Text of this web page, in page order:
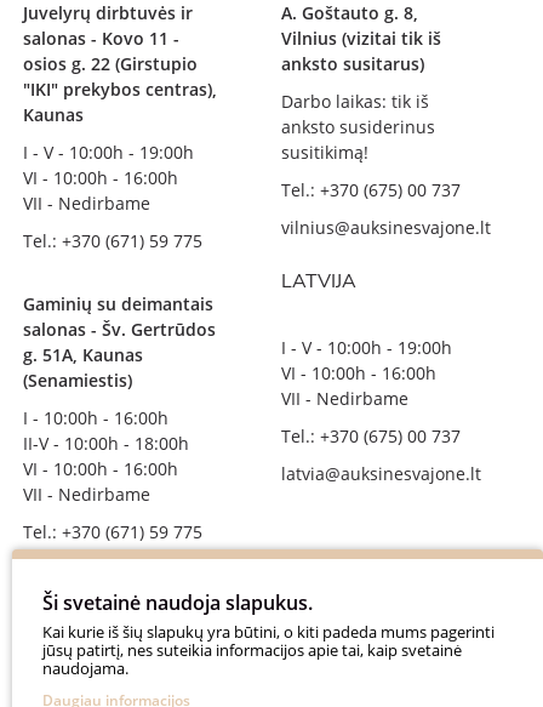
Juvelyrų dirbtuvės ir
salonas - Kovo 11 -
osios g. 22 (Girstupio
"IKI" prekybos centras),
Kaunas
I - V - 10:00h - 19:00h
VI - 10:00h - 16:00h
VII - Nedirbame
Tel.: +370 (671) 59 775
Gaminių su deimantais
salonas - Šv. Gertrūdos
g. 51A, Kaunas
(Senamiestis)
I - 10:00h - 16:00h
II-V - 10:00h - 18:00h
VI - 10:00h - 16:00h
VII - Nedirbame
Tel.: +370 (671) 59 775
SEKITE MUS
auksinesvajone
A. Goštauto g. 8,
Vilnius (vizitai tik iš
anksto susitarus)
Darbo laikas: tik iš
anksto susiderinus
susitikimą!
Tel.: +370 (675) 00 737
vilnius@auksinesvajone.lt
LATVIJA
I - V - 10:00h - 19:00h
VI - 10:00h - 16:00h
VII - Nedirbame
Tel.: +370 (675) 00 737
latvia@auksinesvajone.lt
Ši svetainė naudoja slapukus.
Kai kurie iš šių slapukų yra būtini, o kiti padeda mums pagerinti
jūsų patirtį, nes suteikia informacijos apie tai, kaip svetainė
naudojama.
Daugiau informacijos